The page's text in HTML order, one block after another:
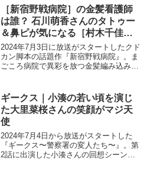
誰？と思う方も多いようなので、彼女に
ついて調べてみまし...
［新宿野戦病院］の金髪看護師
は誰？ 石川萌香さんのタトゥー
＆鼻ピが気になる［村木千佳
役］
2024年7月3日に放送がスタートしたクド
カン脚本の話題作『新宿野戦病院』。ま
ごころ病院で異彩を放つ金髪編み込みヘ
ったのが、ナースウェアからハミ出たタ
トゥーと鼻ピアスが...
ギークス｜小湊の若い頃を演じ
た大里菜桜さんの笑顔がマジ天
使
2024年7月4日から放送がスタートした
『ギークス〜警察署の変人たち〜』。第
2話に出演した小湊さんの回想シーンで